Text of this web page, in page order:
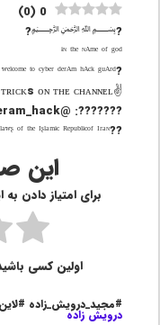
0
(
0
)
?﷽?
ᶤᶰ ᵗʰᵉ ᶰᴬᵐᵉ ᵒᶠ ᵍᵒᵈ
?ʷᵉˡᶜᵒᵐᵉ ᵗᵒ ᶜʸᵇᵉʳ ᵈᵉʳᴬᵐ ʰᴬᶜᵏ ᵍᵘᴬʳᵈ
⁦✌️⁩Sᴘᴇᴄɪᴀʟ ᴛᴜᴛᴏʀɪᴀʟs ᴀɴᴅ ᴛʀɪᴄᴋs ᴏɴ ᴛʜᴇ ᴄʜᴀɴɴᴇʟ⁦✌️⁩
???????: @deram_hack
این
برای امتیاز دادن
اولین کسی
#مجید_درویش_زاده
درویش زاده